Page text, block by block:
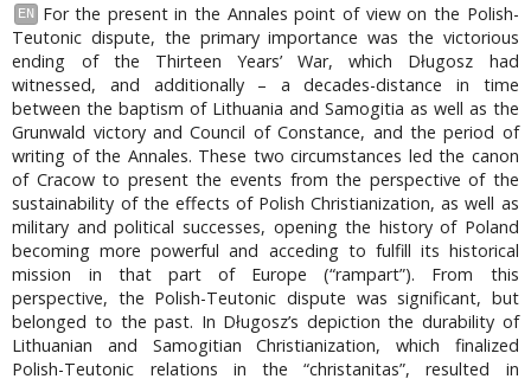
EN
For the present in the Annales point of view on the Polish-
Teutonic dispute, the primary importance was the victorious
ending of the Thirteen Years’ War, which Długosz had
witnessed, and additionally – a decades-distance in time
between the baptism of Lithuania and Samogitia as well as the
Grunwald victory and Council of Constance, and the period of
writing of the Annales. These two circumstances led the canon
of Cracow to present the events from the perspective of the
sustainability of the effects of Polish Christianization, as well as
military and political successes, opening the history of Poland
becoming more powerful and acceding to fulfill its historical
mission in that part of Europe (“rampart”). From this
perspective, the Polish-Teutonic dispute was significant, but
belonged to the past. In Długosz’s depiction the durability of
Lithuanian and Samogitian Christianization, which finalized
Polish-Teutonic relations in the “christanitas”, resulted in